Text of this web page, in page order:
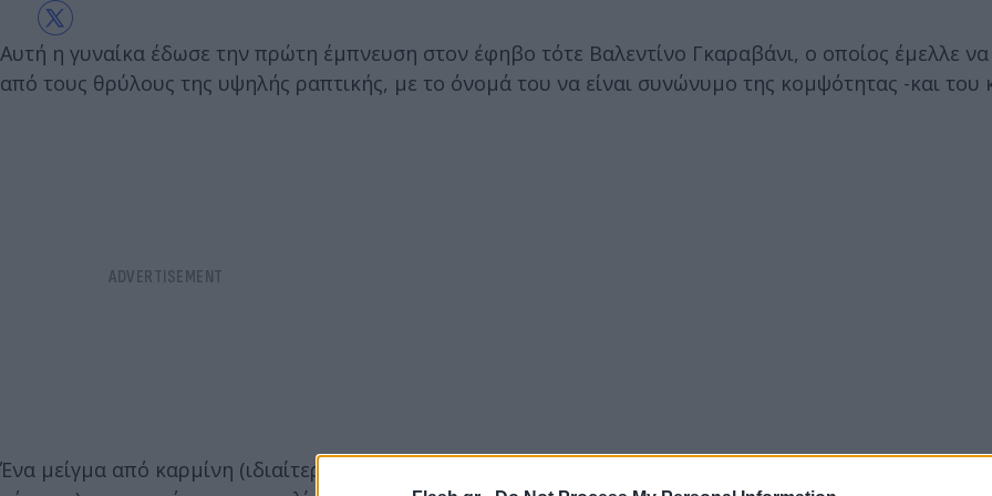
Αυτή η γυναίκα έδωσε την πρώτη έμπνευση στον έφηβο τότε Βαλεντίνο Γκαραβάνι, ο οποίος έμελλε να
από τους θρύλους της υψηλής ραπτικής, με το όνομά του να είναι συνώνυμο της κομψότητας -και του
Ένα μείγμα από καρμίνη (ιδιαίτερη κόκκινη χρωστική που βρίσκεται στο έντομο κοχενίλη) και σκάρλετ